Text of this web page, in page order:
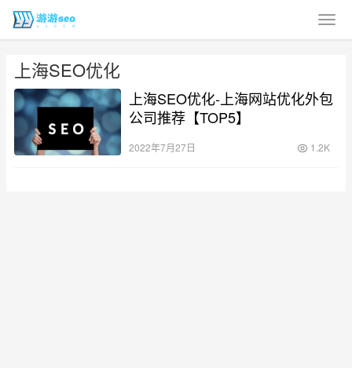
上海SEO优化
上海SEO优化-上海网站优化外包
公司推荐【TOP5】
2022年7月27日 1.2K